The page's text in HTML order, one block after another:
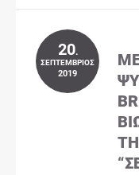
20.
ΣΕΠΤΈΜΒΡΙΟΣ
2019